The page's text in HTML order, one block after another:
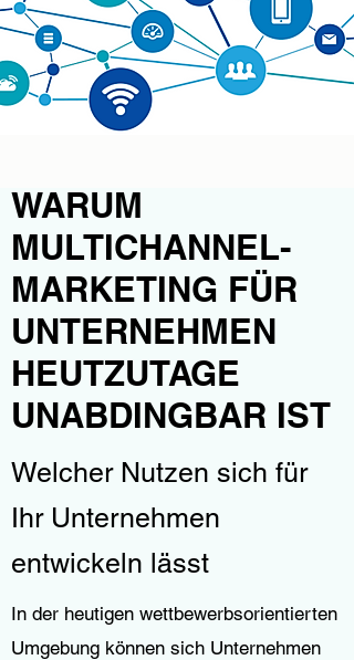
WARUM
MULTICHANNEL-
MARKETING FÜR
UNTERNEHMEN
HEUTZUTAGE
UNABDINGBAR IST
Welcher Nutzen sich für
Ihr Unternehmen
entwickeln lässt
In der heutigen wettbewerbsorientierten
Umgebung können sich Unternehmen